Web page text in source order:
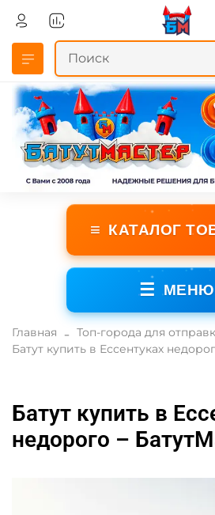
≡ КАТАЛОГ
☰ МЕНЮ
Главная
Топ-города для
Батут купить в Ессентуках
Батут купить в
недорого –